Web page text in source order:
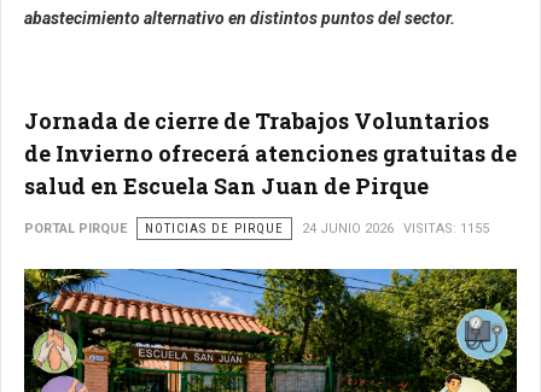
abastecimiento alternativo en distintos puntos del sector.
Jornada de cierre de Trabajos Voluntarios
de Invierno ofrecerá atenciones gratuitas de
salud en Escuela San Juan de Pirque
PORTAL PIRQUE NOTICIAS DE PIRQUE 24 JUNIO 2026 VISITAS: 1155